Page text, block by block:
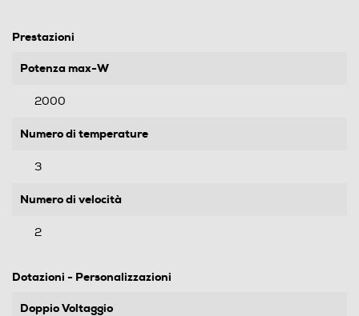
Prestazioni
Potenza max-W
2000
Numero di temperature
3
Numero di velocità
2
Dotazioni - Personalizzazioni
Doppio Voltaggio